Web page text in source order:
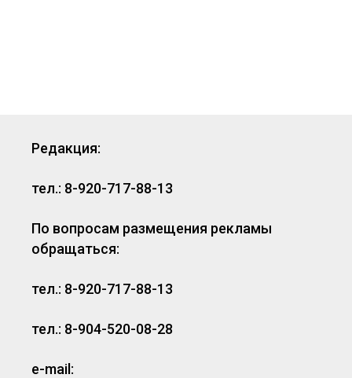
Редакция:
тел.: 8-920-717-88-13
По вопросам размещения рекламы
обращаться:
тел.: 8-920-717-88-13
тел.: 8-904-520-08-28
e-mail: